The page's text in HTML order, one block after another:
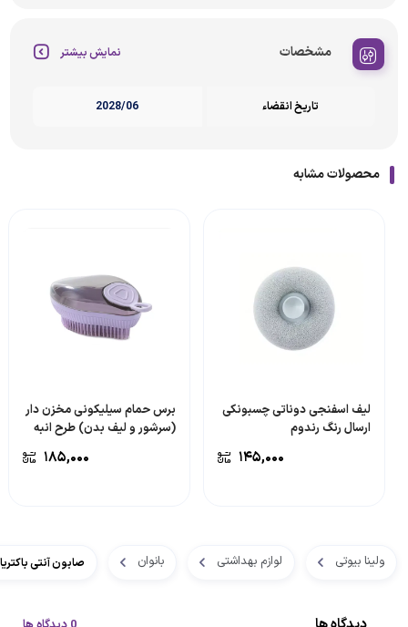
مشخصات نمایش بیشتر
تاریخ انقضاء 2028/06
محصولات مشابه
لیف اسفنجی دوناتی چسبونکی
ارسال رنگ رندوم
۱۴۵,۰۰۰
برس حمام سیلیکونی مخزن دار
(سرشور و لیف بدن) طرح انبه
۱۸۵,۰۰۰
ولینا بیوتی لوازم بهداشتی بانوان صابون آنتی